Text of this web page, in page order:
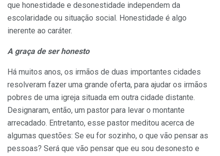
que honestidade e desonestidade independem da
escolaridade ou situação social. Honestidade é algo
inerente ao caráter.
A graça de ser honesto
Há muitos anos, os irmãos de duas importantes cidades
resolveram fazer uma grande oferta, para ajudar os irmãos
pobres de uma igreja situada em outra cidade distante.
Designaram, então, um pastor para levar o montante
arrecadado. Entretanto, esse pastor meditou acerca de
algumas questões: Se eu for sozinho, o que vão pensar as
pessoas? Será que vão pensar que eu sou desonesto e